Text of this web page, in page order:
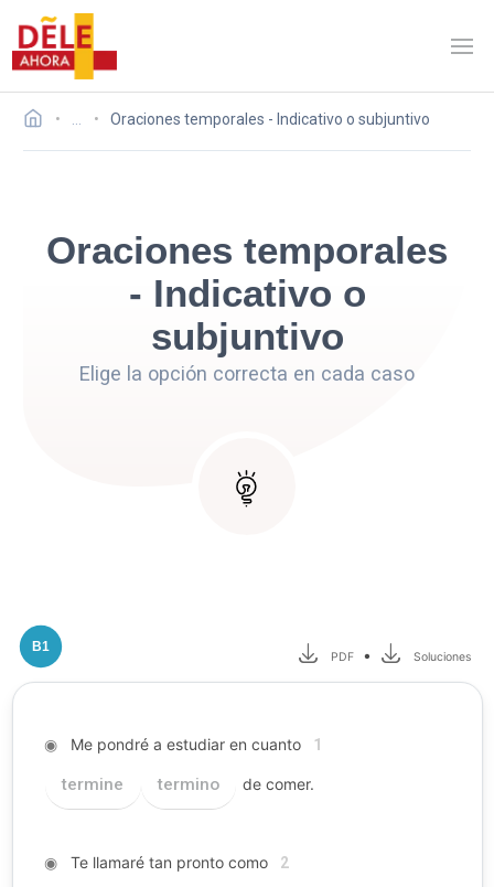
Oraciones temporales - Indicativo o subjuntivo
Oraciones temporales
- Indicativo o
subjuntivo
Elige la opción correcta en cada caso
B1
PDF • Soluciones
◉Me pondré a estudiar en cuanto 1
termine termino de comer.
◉Te llamaré tan pronto como 2